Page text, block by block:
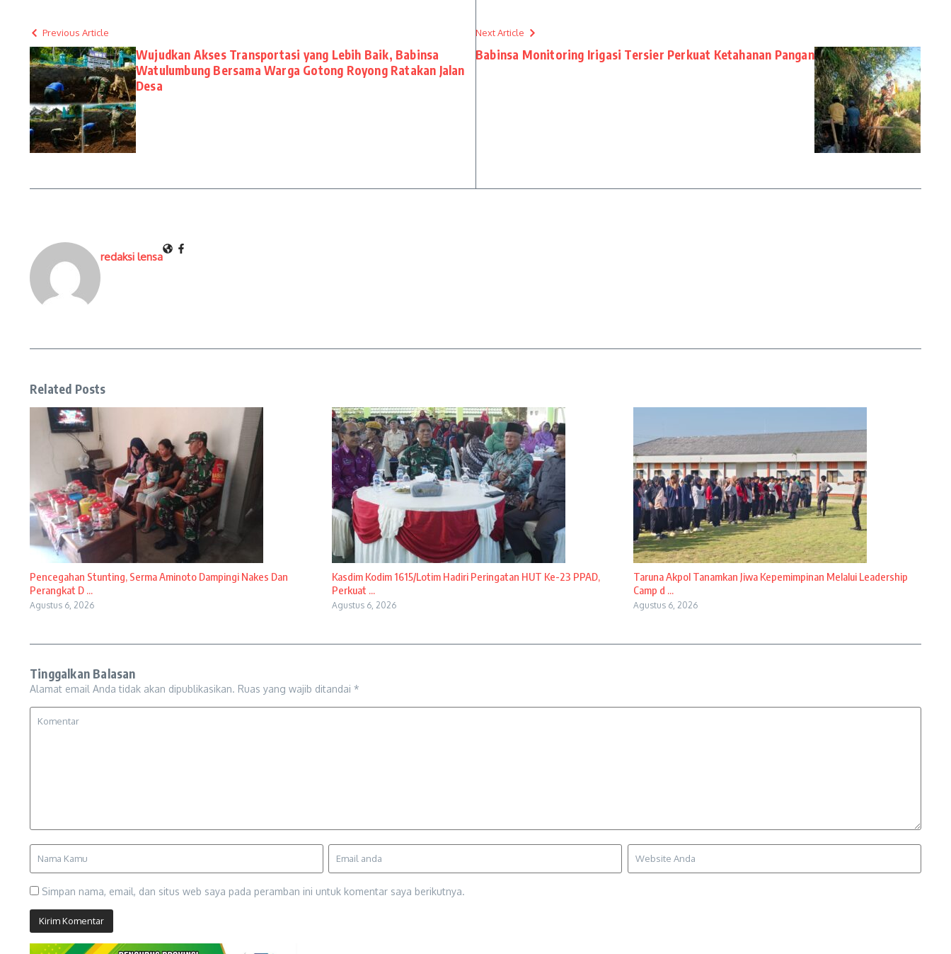
Previous Article
Wujudkan Akses Transportasi yang Lebih Baik, Babinsa
Watulumbung Bersama Warga Gotong Royong Ratakan Jalan
Desa
Next Article
Babinsa Monitoring Irigasi Tersier Perkuat Ketahanan Pangan
redaksi lensa
Related Posts
Pencegahan Stunting, Serma Aminoto Dampingi Nakes Dan
Perangkat D ...
Agustus 6, 2026
Kasdim Kodim 1615/Lotim Hadiri Peringatan HUT Ke-23 PPAD,
Perkuat ...
Agustus 6, 2026
Taruna Akpol Tanamkan Jiwa Kepemimpinan Melalui Leadership
Camp d ...
Agustus 6, 2026
Tinggalkan Balasan
Alamat email Anda tidak akan dipublikasikan. Ruas yang wajib ditandai *
Simpan nama, email, dan situs web saya pada peramban ini untuk komentar saya berikutnya.